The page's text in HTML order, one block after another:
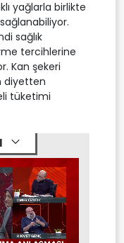
yağlarla birlikte
sağlık
tercihlerine
Kan şekeri
diyetten
tüketimi